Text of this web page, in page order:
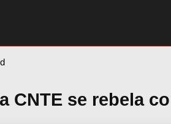
CNTE se rebela